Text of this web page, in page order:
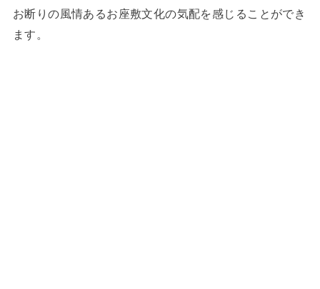
お断りの風情あるお座敷文化の気配を感じることができ
ます。